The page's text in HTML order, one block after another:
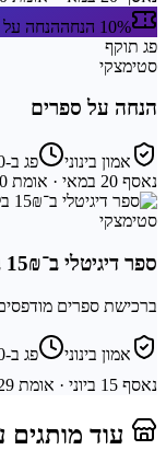
10% הנחה
הנחה על
פג תוקף
סטימצקי
הנחה על ספרים
אמון בינוני פג ב-20 במאי
נאסף 20 במאי
· אומת 20 במאי
סטימצקי
ספר דיגיטלי ב־15₪ בלבד
ברכישת ספרים
אמון בינוני פג ב-30 ביוני
נאסף 15 ביוני · אומת 29 ביוני
עוד מותגים